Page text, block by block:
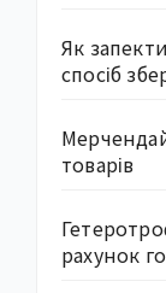
Як
спосіб
товарів
рахунок